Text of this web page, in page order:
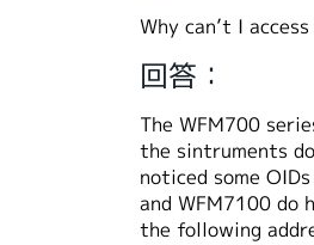
Why can’t I
回答：
The WFM700
the sintruments
noticed some
and WFM7100
the following